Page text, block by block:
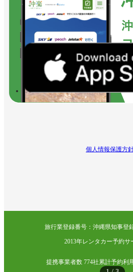
個人情報保護方
旅行業登録番号：沖縄県知事登
2013年レンタカー予約サ
提携事業者数 774社累計予約利